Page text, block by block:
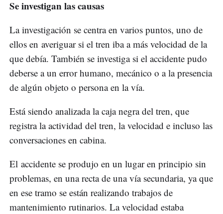
Se investigan las causas
La investigación se centra en varios puntos, uno de
ellos en averiguar si el tren iba a más velocidad de la
que debía. También se investiga si el accidente pudo
deberse a un error humano, mecánico o a la presencia
de algún objeto o persona en la vía.
Está siendo analizada la caja negra del tren, que
registra la actividad del tren, la velocidad e incluso las
conversaciones en cabina.
El accidente se produjo en un lugar en principio sin
problemas, en una recta de una vía secundaria, ya que
en ese tramo se están realizando trabajos de
mantenimiento rutinarios. La velocidad estaba